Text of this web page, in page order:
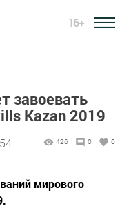
16+
завоевать
Kazan 2019
426 0 0
мирового